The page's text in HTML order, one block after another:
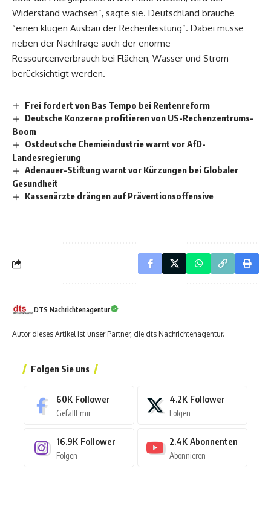
Widerstand wachsen”, sagte sie. Deutschland brauche
“einen klugen Ausbau der Rechenleistung”. Dabei müsse
neben der Nachfrage auch der enorme
Ressourcenverbrauch bei Flächen, Wasser und Strom
berücksichtigt werden.
Frei fordert von Bas Tempo bei Rentenreform
Deutsche Konzerne profitieren von US-Rechenzentrums-
Boom
Ostdeutsche Chemieindustrie warnt vor AfD-
Landesregierung
Adenauer-Stiftung warnt vor Kürzungen bei Globaler
Gesundheit
Kassenärzte drängen auf Präventionsoffensive
DTS Nachrichtenagentur
Autor dieses Artikel ist unser Partner, die dts Nachrichtenagentur.
Folgen Sie uns
60K Follower
Gefällt mir
4.2K Follower
Folgen
16.9K Follower
Folgen
2.4K Abonnenten
Abonnieren